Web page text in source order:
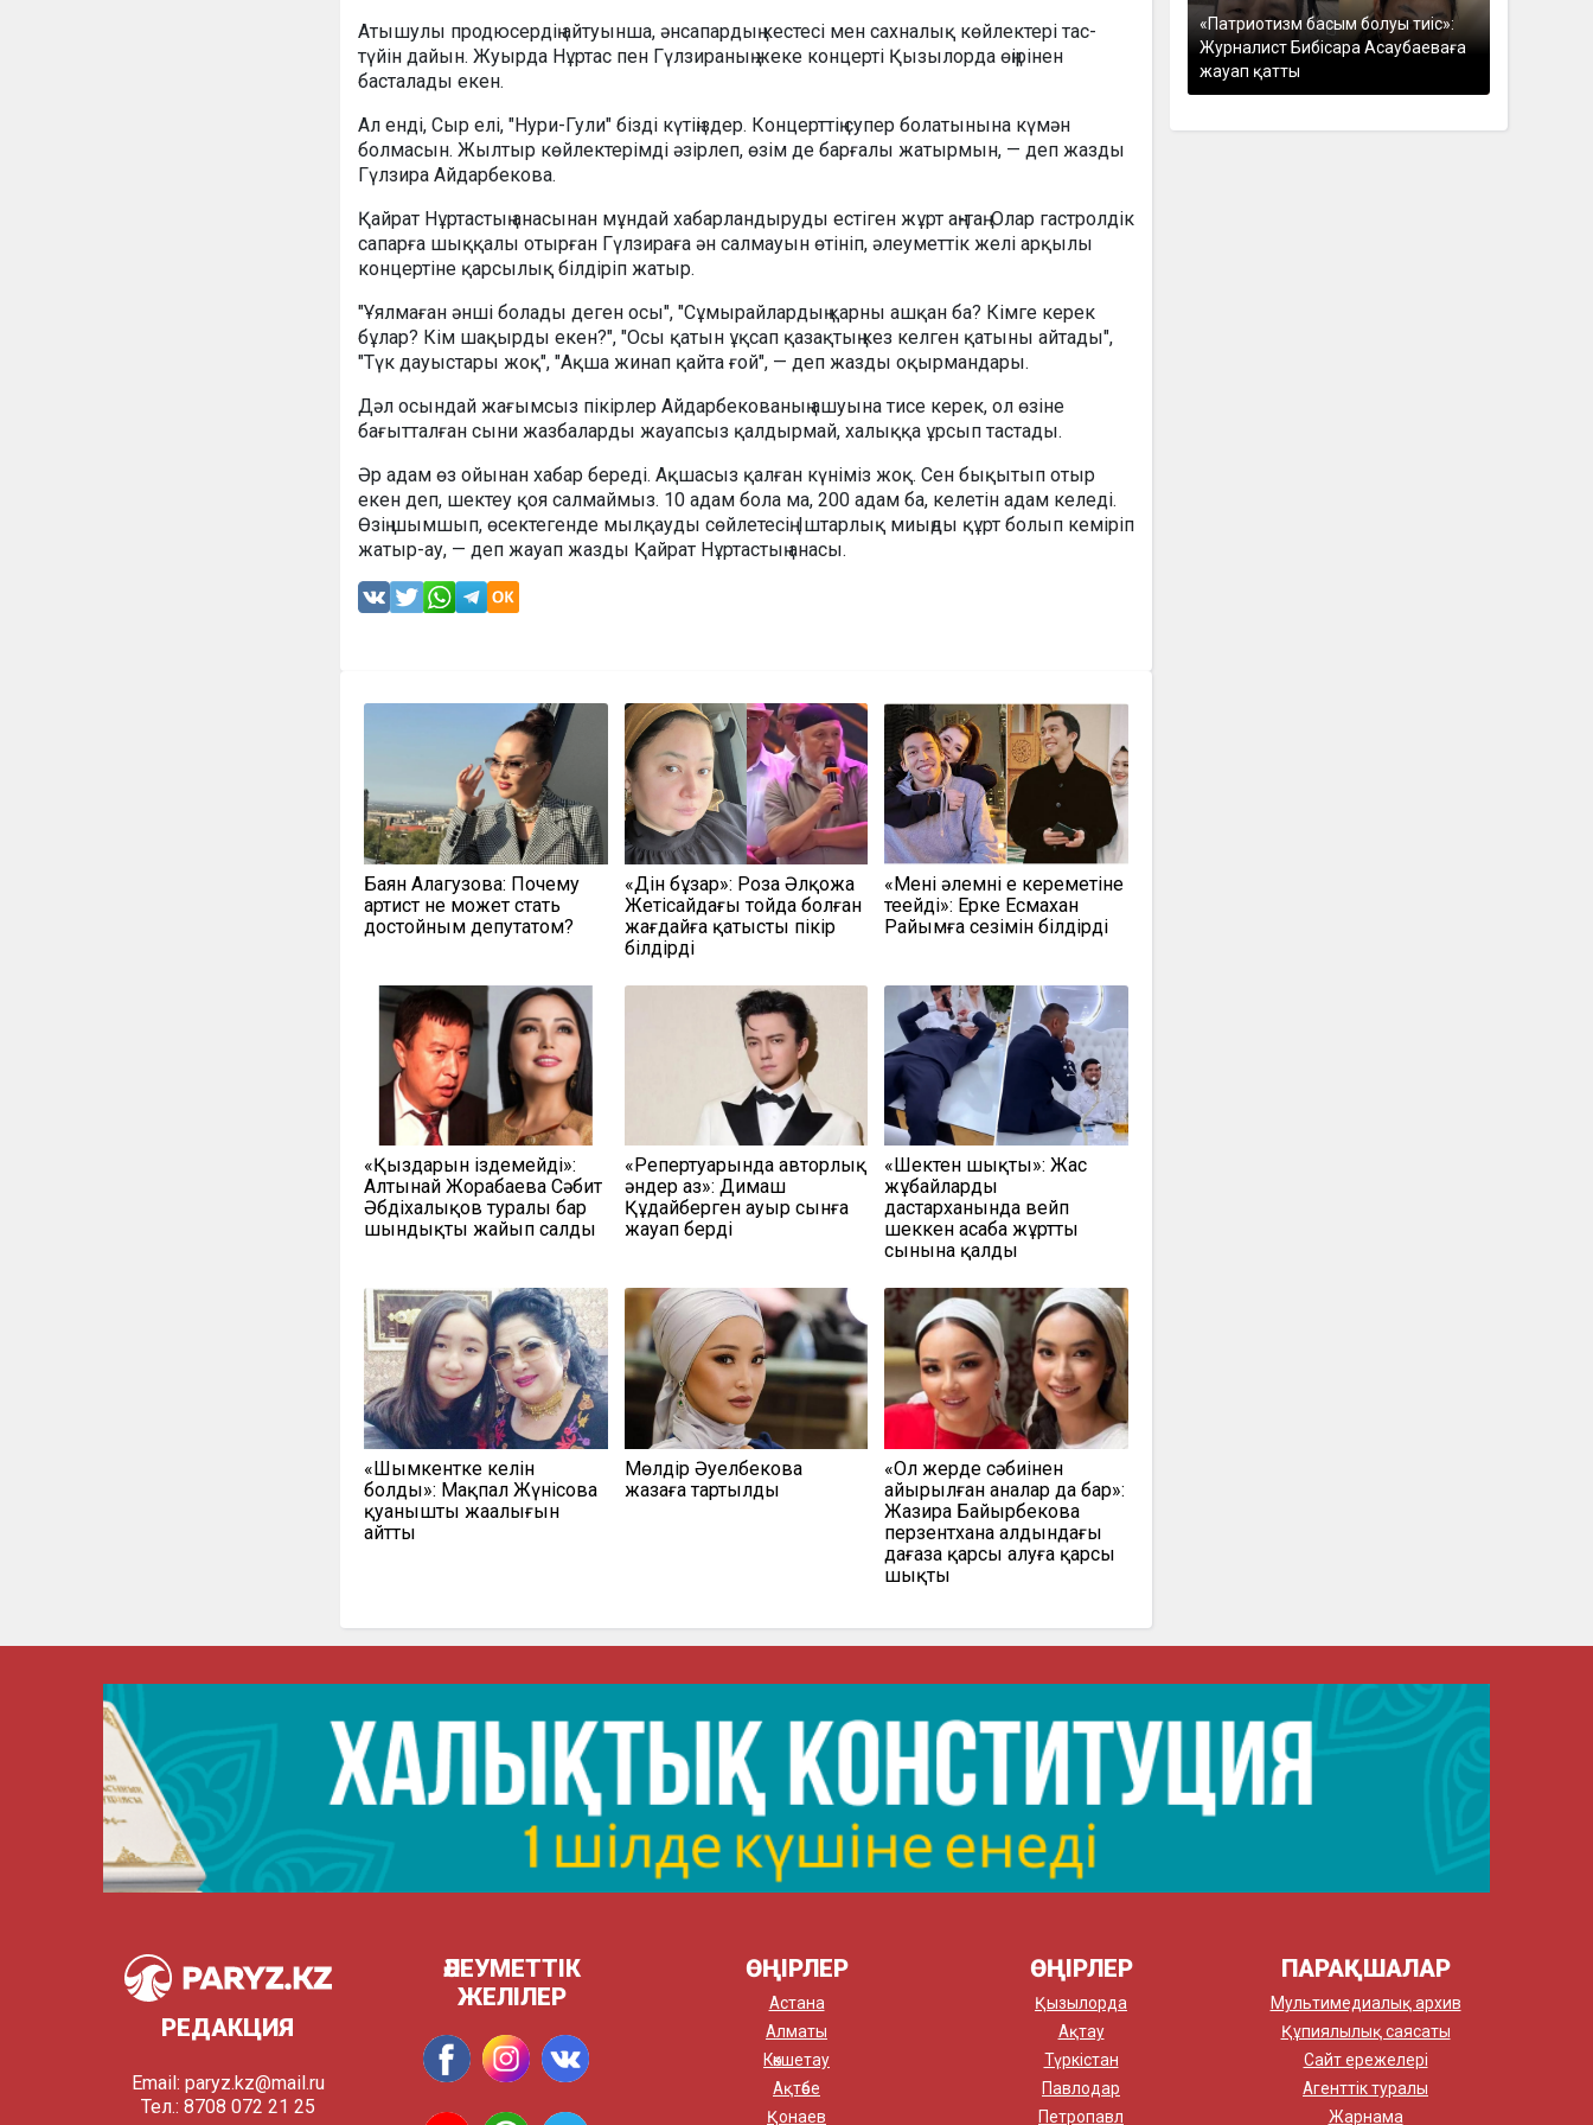
Атышулы продюсердің айтуынша, әнсапардың кестесі мен сахналық көйлектері тас-
түйін дайын. Жуырда Нұртас пен Гүлзираның жеке концерті Қызылорда өңірінен
басталады екен.
Ал енді, Сыр елі, "Нури-Гули" бізді күтіңіздер. Концерттің супер болатынына күмән
болмасын. Жылтыр көйлектерімді әзірлеп, өзім де барғалы жатырмын, — деп жазды
Гүлзира Айдарбекова.
Қайрат Нұртастың анасынан мұндай хабарландыруды естіген жұрт аң-таң. Олар гастролдік
сапарға шыққалы отырған Гүлзираға ән салмауын өтініп, әлеуметтік желі арқылы
концертіне қарсылық білдіріп жатыр.
"Ұялмаған әнші болады деген осы", "Сұмырайлардың қарны ашқан ба? Кімге керек
бұлар? Кім шақырды екен?", "Осы қатын ұқсап қазақтың кез келген қатыны айтады",
"Түк дауыстары жоқ", "Ақша жинап қайта ғой", — деп жазды оқырмандары.
Дәл осындай жағымсыз пікірлер Айдарбекованың ашуына тисе керек, ол өзіне
бағытталған сыни жазбаларды жауапсыз қалдырмай, халыққа ұрсып тастады.
Әр адам өз ойынан хабар береді. Ақшасыз қалған күніміз жоқ. Сен бықытып отыр
екен деп, шектеу қоя салмаймыз. 10 адам бола ма, 200 адам ба, келетін адам келеді.
Өзің шымшып, өсектегенде мылқауды сөйлетесің. Іштарлық миыңды құрт болып кеміріп
жатыр-ау, — деп жауап жазды Қайрат Нұртастың анасы.
Баян Алагузова: Почему
артист не может стать
достойным депутатом?
«Дін бұзар»: Роза Әлқожа
Жетісайдағы тойда болған
жағдайға қатысты пікір
білдірді
«Мені әлемнің ең кереметіне
теңейді»: Ерке Есмахан
Райымға сезімін білдірді
«Қыздарын іздемейді»:
Алтынай Жорабаева Сәбит
Әбдіхалықов туралы бар
шындықты жайып салды
«Репертуарында авторлық
әндер аз»: Димаш
Құдайберген ауыр сынға
жауап берді
«Шектен шықты»: Жас
жұбайлардың
дастарханында вейп
шеккен асаба жұрттың
сынына қалды
«Шымкентке келін
болды»: Мақпал Жүнісова
қуанышты жаңалығын
айтты
Мөлдір Әуелбекова
жазаға тартылды
«Ол жерде сәбиінен
айырылған аналар да бар»:
Жазира Байырбекова
перзентхана алдындағы
даңғаза қарсы алуға қарсы
шықты
«Патриотизм басым болуы тиіс»:
Журналист Бибісара Асаубаеваға
жауап қатты
РЕДАКЦИЯ
Email: paryz.kz@mail.ru
Тел.: 8708 072 21 25
ӘЛЕУМЕТТІК
ЖЕЛІЛЕР
ӨҢІРЛЕР
Астана
Алматы
Көкшетау
Ақтөбе
Қонаев
ӨҢІРЛЕР
Қызылорда
Ақтау
Түркістан
Павлодар
Петропавл
ПАРАҚШАЛАР
Мультимедиалық архив
Құпиялылық саясаты
Сайт ережелері
Агенттік туралы
Жарнама